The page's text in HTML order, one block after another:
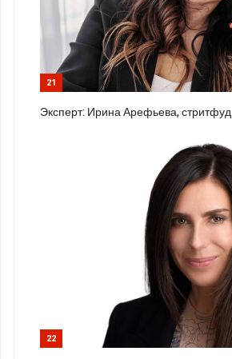
21
Эксперт: Ирина Арефьева, стритфуд
22